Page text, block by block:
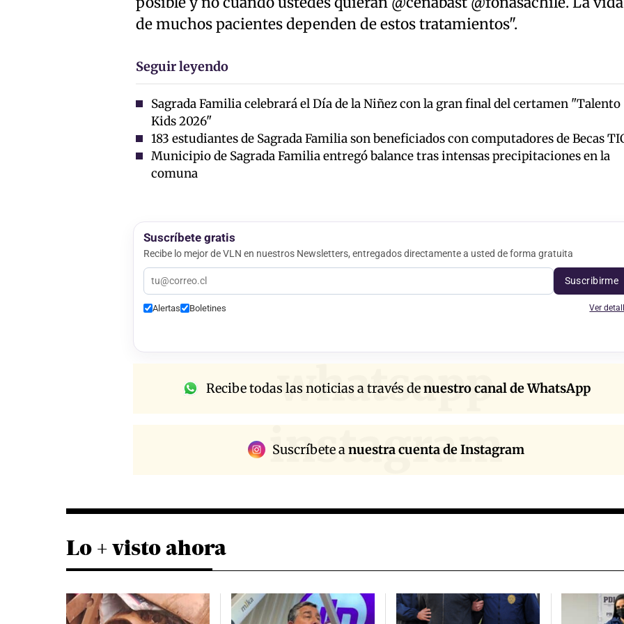
de muchos pacientes dependen de estos tratamientos".
Seguir leyendo
Sagrada Familia celebrará el Día de la Niñez con la gran final del certamen "Talento
Kids 2026"
183 estudiantes de Sagrada Familia son beneficiados con computadores de Becas
Municipio de Sagrada Familia entregó balance tras intensas precipitaciones en la
comuna
Suscríbete gratis
Recibe lo mejor de VLN en nuestros Newsletters, entregados directamente a usted de forma gratuita
Suscribirme
Alertas Boletines Ver
whatsapp
Recibe todas las noticias a través denuestro canal de WhatsApp
instagram
Suscríbete anuestra cuenta de Instagram
Lo + visto ahora